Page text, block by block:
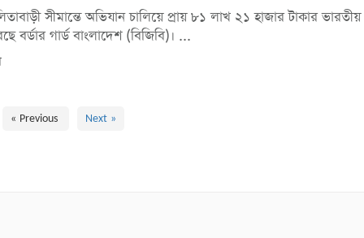
সীমান্তে অভিযান চালিয়ে প্রায় ৮১ লাখ ২১ হাজার টাকার
বর্ডার গার্ড বাংলাদেশ (বিজিবি)। ...
« Previous Next »